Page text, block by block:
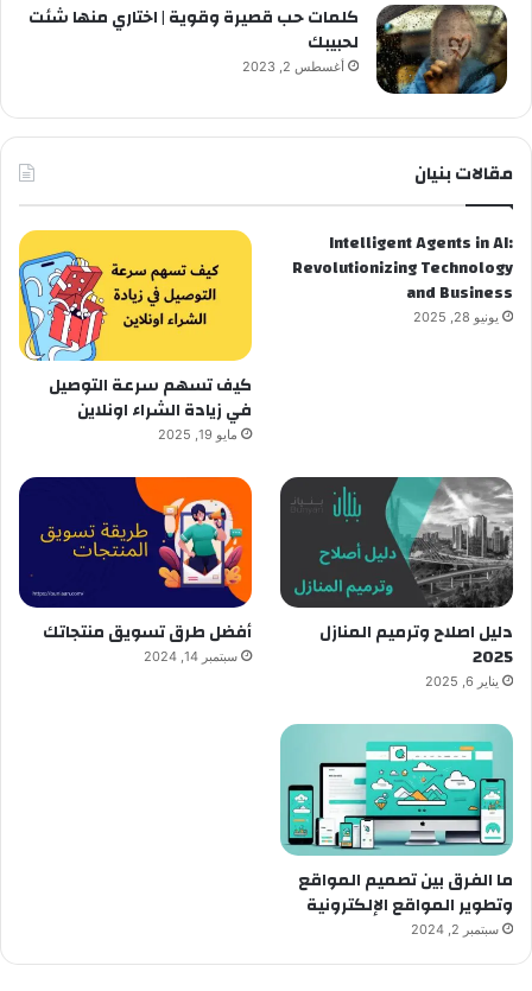
كلمات حب قصيرة وقوية | اختاري منها شئت
لحبيبك
أغسطس 2, 2023
مقالات بنيان
Intelligent Agents in AI:
Revolutionizing Technology
and Business
يونيو 28, 2025
كيف تسهم سرعة التوصيل
في زيادة الشراء اونلاين
مايو 19, 2025
دليل اصلاح وترميم المنازل
2025
يناير 6, 2025
أفضل طرق تسويق منتجاتك
سبتمبر 14, 2024
ما الفرق بين تصميم المواقع
وتطوير المواقع الإلكترونية
سبتمبر 2, 2024